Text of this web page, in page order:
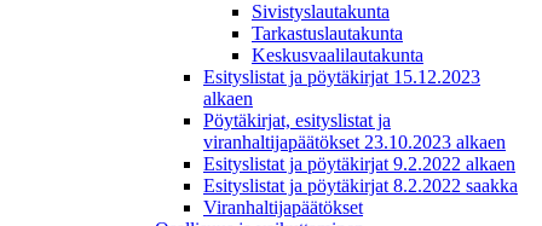
Sivistyslautakunta
Tarkastuslautakunta
Keskusvaalilautakunta
Esityslistat ja pöytäkirjat 15.12.2023
alkaen
Pöytäkirjat, esityslistat ja
viranhaltijapäätökset 23.10.2023 alkaen
Esityslistat ja pöytäkirjat 9.2.2022 alkaen
Esityslistat ja pöytäkirjat 8.2.2022 saakka
Viranhaltijapäätökset